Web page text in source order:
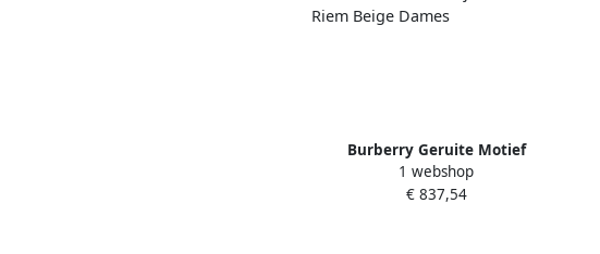
Burberry Geruite Motief
Katoenen Overhemdjurk met
Riem Beige Dames
1 webshop
€ 837,54